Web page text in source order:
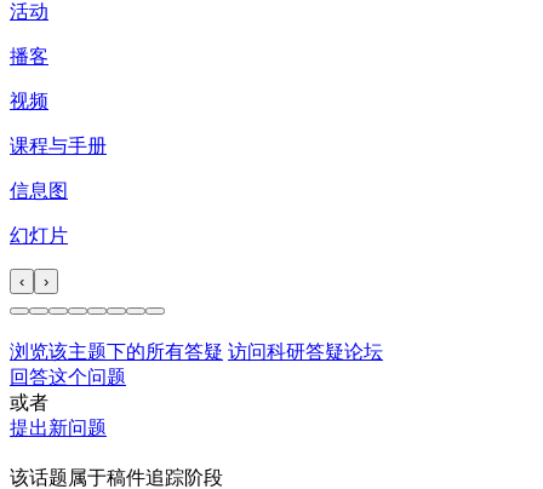
活动
播客
视频
课程与手册
信息图
幻灯片
‹ ›
浏览该主题下的所有答疑 访问科研答疑论坛
回答这个问题
或者
提出新问题
该话题属于稿件追踪阶段